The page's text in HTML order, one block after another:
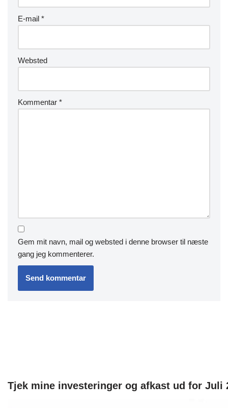
E-mail *
Websted
Kommentar *
Gem mit navn, mail og websted i denne browser til næste
gang jeg kommenterer.
Tjek mine investeringer og afkast ud for Juli